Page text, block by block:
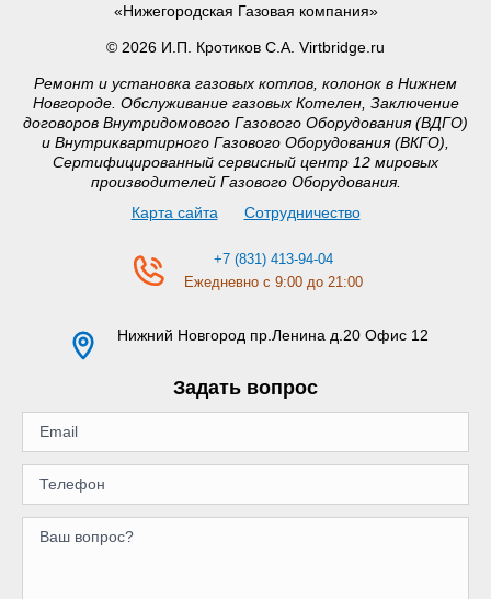
«Нижегородская Газовая компания»
© 2026 И.П. Кротиков С.А. Virtbridge.ru
Ремонт и установка газовых котлов, колонок в Нижнем
Новгороде. Обслуживание газовых Котелен, Заключение
договоров Внутридомового Газового Оборудования (ВДГО)
и Внутриквартирного Газового Оборудования (ВКГО),
Сертифицированный сервисный центр 12 мировых
производителей Газового Оборудования.
Карта сайта
Сотрудничество
+7 (831) 413-94-04
Ежедневно с 9:00 до 21:00
Нижний Новгород пр.Ленина д.20 Офис 12
Задать вопрос